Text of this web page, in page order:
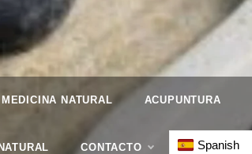
MEDICINA NATURAL ACUPUNTURA
CONTACTO Spanish